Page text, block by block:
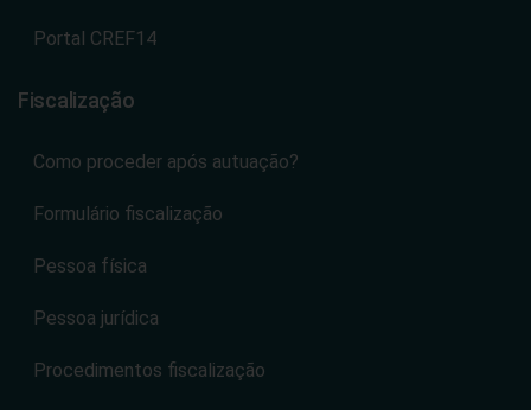
Portal CREF14
Fiscalização
Como proceder após autuação?
Formulário fiscalização
Pessoa física
Pessoa jurídica
Procedimentos fiscalização